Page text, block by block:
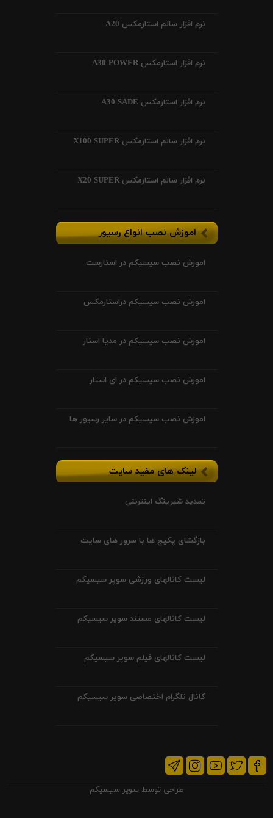
نرم افزار سالم استارمکس A20
نرم افزار استارمکس A30 POWER
نرم افزار استارمکس A30 SADE
نرم افزار سالم استارمکس X100 SUPER
نرم افزار سالم استارمکس X20 SUPER
اموزش نصب انواع رسیور
اموزش نصب سیسیکم در استارست
اموزش نصب سیسیکم دراستارمکس
اموزش نصب سیسیکم در مدیا استار
اموزش نصب سیسیکم در ای استار
اموزش نصب سیسیکم در سایر رسیور ها
لینک های مفید سایت
تمدید شیرینگ اینترنتی
بازگشای پکیج ها با سرور های سایت
لیست کانالهای ورزشی سوپر سیسیکم
لیست کانالهای مستند سوپر سیسیکم
لیست کانالهای فیلم سوپر سیسیکم
کانال تلگرام اختصاصی سوپر سیسیکم
طراحی توسط سوپر سیسیکم